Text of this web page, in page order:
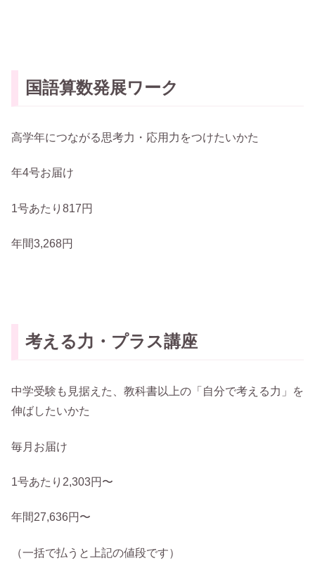
国語算数発展ワーク
高学年につながる思考力・応用力をつけたいかた
年4号お届け
1号あたり817円
年間3,268円
考える力・プラス講座
中学受験も見据えた、教科書以上の「自分で考える力」を
伸ばしたいかた
毎月お届け
1号あたり2,303円〜
年間27,636円〜
（一括で払うと上記の値段です）